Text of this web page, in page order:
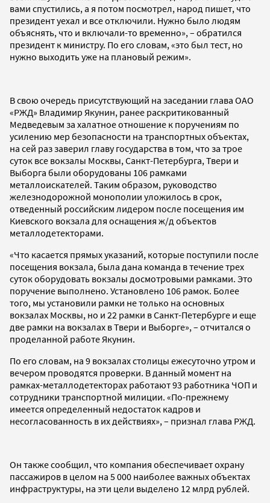
вами спустились, а я потом посмотрел, народ пишет, что
президент уехал и все отключили. Нужно было людям
объяснять, что и включали-то временно», – обратился
президент к министру. По его словам, «это был тест, но
нужно выходить уже на плановый режим».
В свою очередь присутствующий на заседании глава ОАО
«РЖД» Владимир Якунин, ранее раскритикованный
Медведевым за халатное отношение к поручениям по
усилению мер безопасности на транспортных объектах,
на сей раз заверил главу государства в том, что за трое
суток все вокзалы Москвы, Санкт-Петербурга, Твери и
Выборга были оборудованы 106 рамками
металлоискателей. Таким образом, руководство
железнодорожной монополии уложилось в срок,
отведенный российским лидером после посещения им
Киевского вокзала для оснащения ж/д объектов
металлодетекторами.
«Что касается прямых указаний, которые поступили после
посещения вокзала, была дана команда в течение трех
суток оборудовать вокзалы досмотровыми рамками. Это
поручение выполнено. Установлено 106 рамок. Более
того, мы установили рамки не только на основных
вокзалах Москвы, но и 22 рамки в Санкт-Петербурге и еще
две рамки на вокзалах в Твери и Выборге», – отчитался о
проделанной работе Якунин.
По его словам, на 9 вокзалах столицы ежесуточно утром и
вечером проводятся проверки. В данный момент на
рамках-металлодетекторах работают 93 работника ЧОП и
сотрудники транспортной милиции. «По-прежнему
имеется определенный недостаток кадров и
несогласованность в их действиях», – признал глава РЖД.
Он также сообщил, что компания обеспечивает охрану
пассажиров в целом на 5 000 наиболее важных объектах
инфраструктуры, на эти цели выделено 12 млрд рублей.